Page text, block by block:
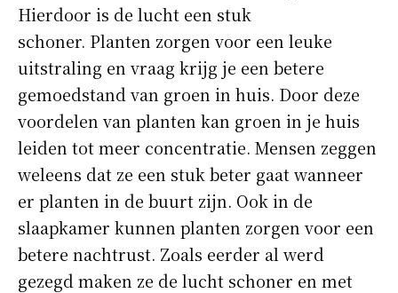
Hierdoor is de lucht een stuk
schoner. Planten zorgen voor een leuke
uitstraling en vraag krijg je een betere
gemoedstand van groen in huis. Door deze
voordelen van planten kan groen in je huis
leiden tot meer concentratie. Mensen zeggen
weleens dat ze een stuk beter gaat wanneer
er planten in de buurt zijn. Ook in de
slaapkamer kunnen planten zorgen voor een
betere nachtrust. Zoals eerder al werd
gezegd maken ze de lucht schoner en met